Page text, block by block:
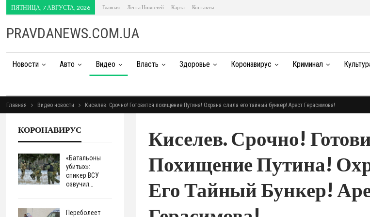
ПЯТНИЦА, 7 АВГУСТА, 2026 Главная Лента Новостей Карта Контакты
PRAVDANEWS.COM.UA
Новости Авто Видео Власть Здоровье Коронавирус Криминал
Главная Видео новости Киселев. Срочно! Готовится похищение Путина! Охрана слила его тайный бункер! Арест Герасимова!
Киселев. Срочно!
Похищение Путина!
Его Тайный Бункер!
КОРОНАВИРУС
«Батальоны
убитых»:
спикер ВСУ
озвучил…
Переболеет